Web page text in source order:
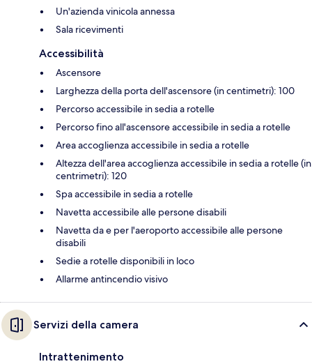
Un'azienda vinicola annessa
Sala ricevimenti
Accessibilità
Ascensore
Larghezza della porta dell'ascensore (in centimetri): 100
Percorso accessibile in sedia a rotelle
Percorso fino all'ascensore accessibile in sedia a rotelle
Area accoglienza accessibile in sedia a rotelle
Altezza dell'area accoglienza accessibile in sedia a rotelle (in
centrimetri): 120
Spa accessibile in sedia a rotelle
Navetta accessibile alle persone disabili
Navetta da e per l'aeroporto accessibile alle persone
disabili
Sedie a rotelle disponibili in loco
Allarme antincendio visivo
Servizi della camera
Intrattenimento